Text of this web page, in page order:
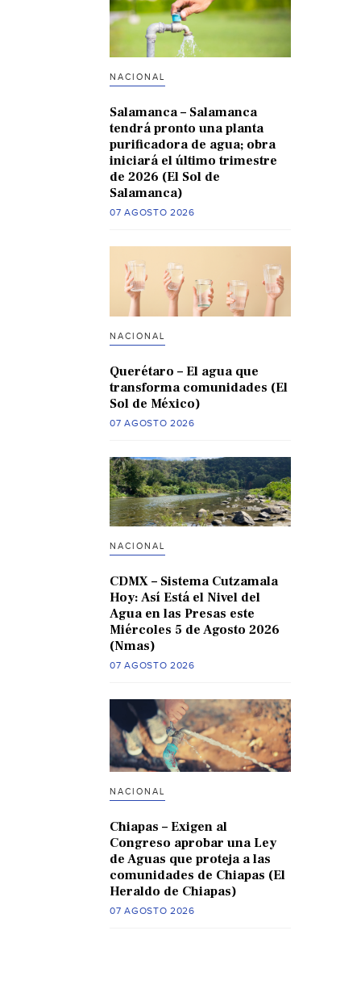
NACIONAL
Salamanca – Salamanca
tendrá pronto una planta
purificadora de agua; obra
iniciará el último trimestre
de 2026 (El Sol de
Salamanca)
07 AGOSTO 2026
NACIONAL
Querétaro – El agua que
transforma comunidades (El
Sol de México)
07 AGOSTO 2026
NACIONAL
CDMX – Sistema Cutzamala
Hoy: Así Está el Nivel del
Agua en las Presas este
Miércoles 5 de Agosto 2026
(Nmas)
07 AGOSTO 2026
NACIONAL
Chiapas – Exigen al
Congreso aprobar una Ley
de Aguas que proteja a las
comunidades de Chiapas (El
Heraldo de Chiapas)
07 AGOSTO 2026